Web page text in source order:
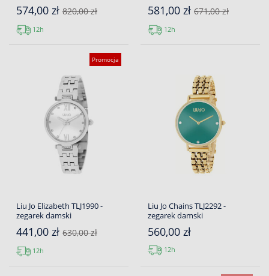
574,00 zł 820,00 zł
12h
581,00 zł 671,00 zł
12h
Promocja
Liu Jo Elizabeth TLJ1990 -
zegarek damski
441,00 zł 630,00 zł
12h
Liu Jo Chains TLJ2292 -
zegarek damski
560,00 zł
12h